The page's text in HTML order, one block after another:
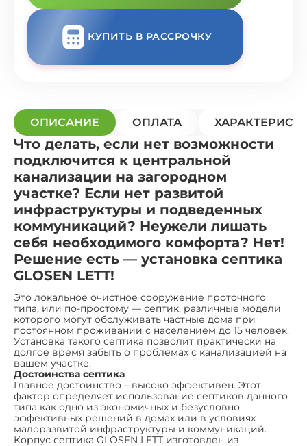
КУПИТЬ В РАССРОЧКУ
ОПИСАНИЕ ОПЛАТА
Что делать, если нет возможности
подключится к центральной
канализации на загородном
участке? Если нет развитой
инфраструктуры и подведенных
коммуникаций? Неужели лишать
себя необходимого комфорта? Нет!
Решение есть — установка септика
GLOSEN LETT!
Это локальное очистное сооружение проточного
типа, или по-простому — септик, различные модели
которого могут обслуживать частные дома при
постоянном проживании с населением до 15 человек.
Установка такого септика позволит практически на
долгое время забыть о проблемах с канализацией на
вашем участке.
Достоинства септика
Главное достоинство – высоко эффективен. Этот
фактор определяет использование септиков данного
типа как одно из экономичных и безусловно
эффективных решений в домах или в условиях
малоразвитой инфраструктуры и коммуникаций.
Корпус септика GLOSEN LETT изготовлен из